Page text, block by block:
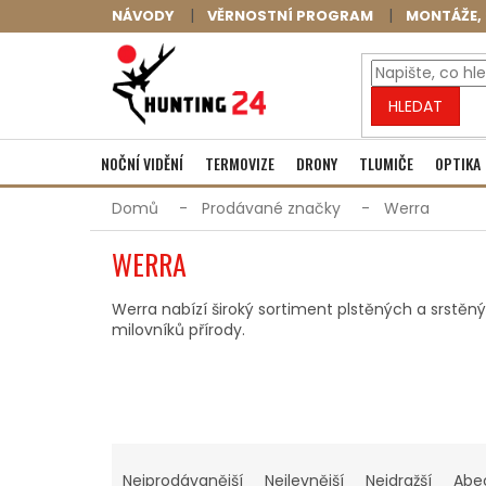
na
NÁVODY VĚRNOSTNÍ PROGRAM MONTÁŽE,
HLEDAT
NOČNÍ VIDĚNÍ TERMOVIZE DRONY TLUMIČE OPTIKA
Domů Prodávané značky Werra
WERRA
Werra nabízí široký sortiment plstěných a
milovníků přírody.
Nejprodávanější Nejlevnější Nejdražší